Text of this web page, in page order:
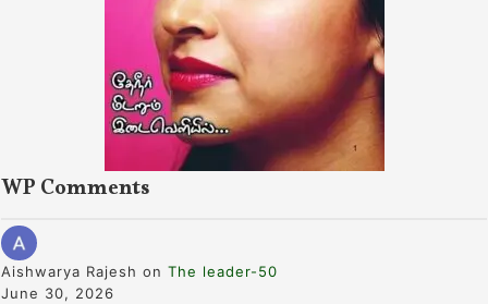
WP Comments
Aishwarya Rajesh on The leader-50
June 30, 2026